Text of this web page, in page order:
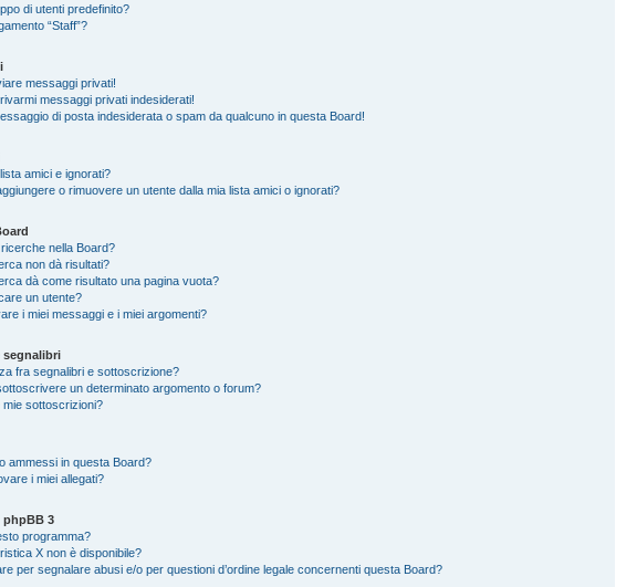
di utenti predefinito?
“Staff”?
messaggi privati!
messaggi privati indesiderati!
di posta indesiderata o spam da qualcuno in questa Board!
amici e ignorati?
o rimuovere un utente dalla mia lista amici o ignorati?
nella Board?
non dà risultati?
dà come risultato una pagina vuota?
un utente?
i miei messaggi e i miei argomenti?
segnalibri
fra segnalibri e sottoscrizione?
un determinato argomento o forum?
sottoscrizioni?
ammessi in questa Board?
i miei allegati?
3
programma?
X non è disponibile?
per segnalare abusi e/o per questioni d’ordine legale concernenti questa Board?